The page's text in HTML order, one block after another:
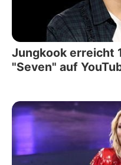
Jungkook erreicht
"Seven" auf